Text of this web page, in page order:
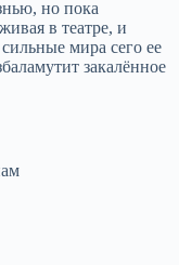
но пока
в театре, и
мира сего ее
закалённое